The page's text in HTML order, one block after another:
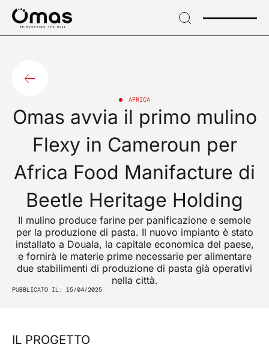
Skip
footer
AFRICA
Omas avvia il primo mulino
Flexy in Cameroun per
Africa Food Manifacture di
Beetle Heritage Holding
Il mulino produce farine per panificazione e semole
per la produzione di pasta. Il nuovo impianto è stato
installato a Douala, la capitale economica del paese,
e fornirà le materie prime necessarie per alimentare
due stabilimenti di produzione di pasta già operativi
nella città.
PUBBLICATO IL: 15/04/2025
IL PROGETTO
esclusive e
innovazioni di settore
Confermo di aver preso visione dell'informativa sul
trattamento dei dati
Confermo di aver preso visione dell'informativa